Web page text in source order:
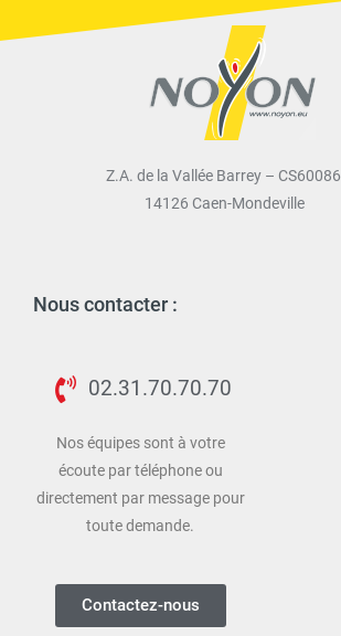
Z.A. de la Vallée Barrey – CS60086
14126 Caen-Mondeville
Nous contacter :
02.31.70.70.70
Nos équipes sont à votre
écoute par téléphone ou
directement par message pour
toute demande.
Contactez-nous